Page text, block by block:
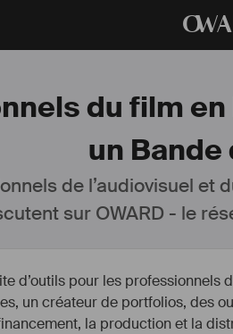
O
du film
un Bande
de l’audiovisuel
sur OWARD - le
d’outils pour les
un créateur de portfolios, des
la production et la